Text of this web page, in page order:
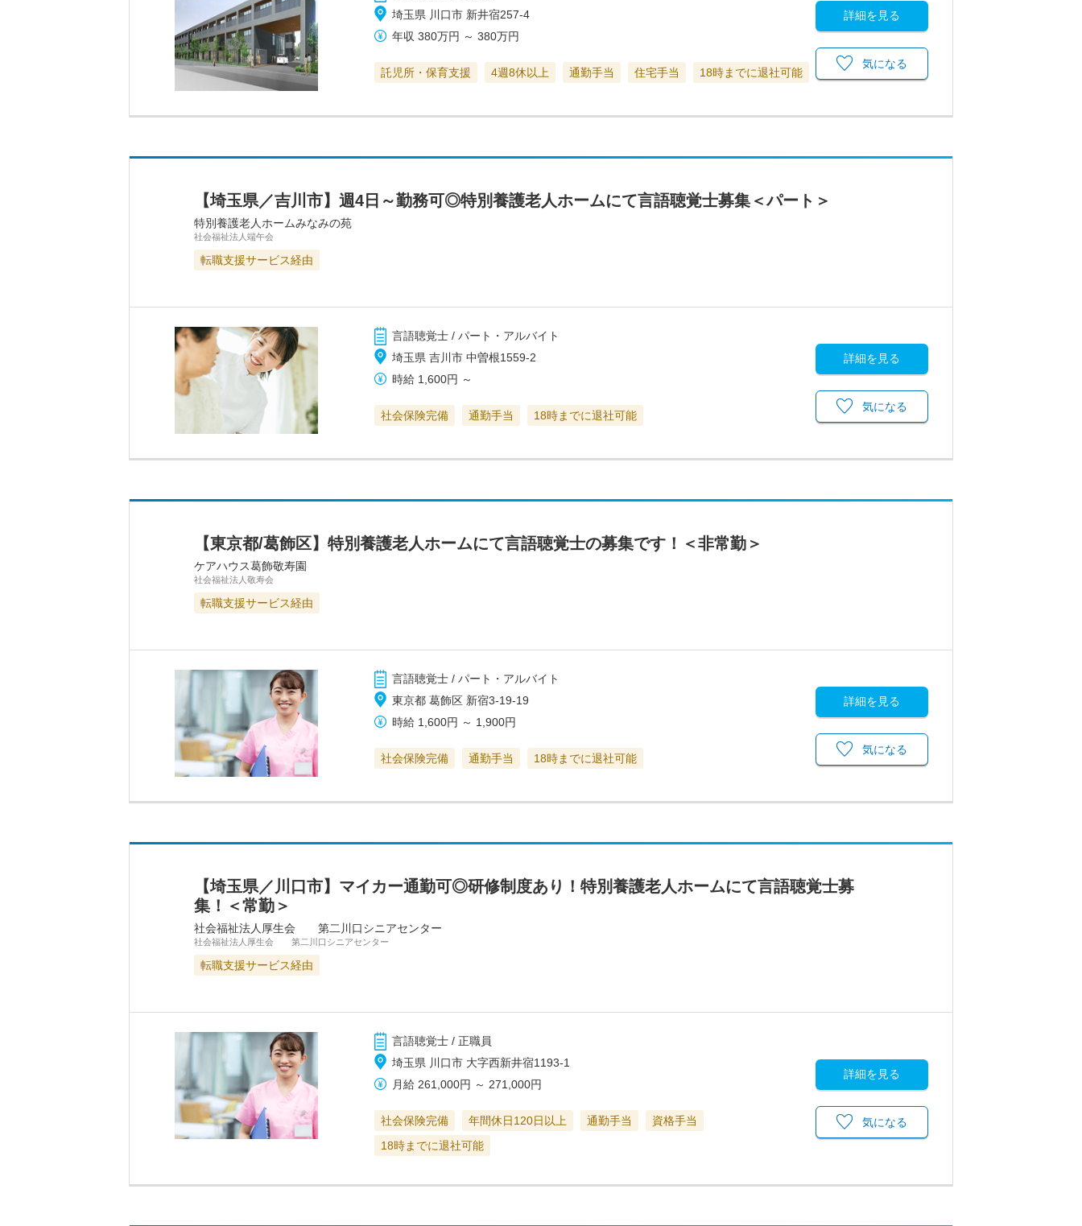
埼玉県 川口市 新井宿257-4
年収 380万円 ～380万円
託児所・保育支援 4週8休以上 通勤手当 住宅手当 18時までに退社可能
詳細を見る
気になる
【埼玉県／吉川市】週4日～勤務可◎特別養護老人ホームにて言語聴覚士募集＜パート＞
特別養護老人ホームみなみの苑
社会福祉法人端午会
転職支援サービス経由
言語聴覚士 / パート・アルバイト
埼玉県 吉川市 中曽根1559-2
時給 1,600円 ～
社会保険完備 通勤手当 18時までに退社可能
詳細を見る
気になる
【東京都/葛飾区】特別養護老人ホームにて言語聴覚士の募集です！＜非常勤＞
ケアハウス葛飾敬寿園
社会福祉法人敬寿会
転職支援サービス経由
言語聴覚士 / パート・アルバイト
東京都 葛飾区 新宿3-19-19
時給 1,600円 ～ 1,900円
社会保険完備 通勤手当 18時までに退社可能
詳細を見る
気になる
【埼玉県／川口市】マイカー通勤可◎研修制度あり！特別養護老人ホームにて言語聴覚士募
集！＜常勤＞
社会福祉法人厚生会 第二川口シニアセンター
社会福祉法人厚生会 第二川口シニアセンター
転職支援サービス経由
言語聴覚士 / 正職員
埼玉県 川口市 大字西新井宿1193-1
月給 261,000円 ～ 271,000円
社会保険完備 年間休日120日以上 通勤手当
資格手当
18時までに退社可能
詳細を見る
気になる